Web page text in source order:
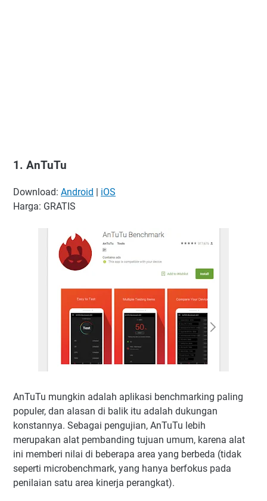
1. AnTuTu
Download: Android | iOS
Harga: GRATIS
AnTuTu mungkin adalah aplikasi benchmarking paling
populer, dan alasan di balik itu adalah dukungan
konstannya. Sebagai pengujian, AnTuTu lebih
merupakan alat pembanding tujuan umum, karena alat
ini memberi nilai di beberapa area yang berbeda (tidak
seperti microbenchmark, yang hanya berfokus pada
penilaian satu area kinerja perangkat).